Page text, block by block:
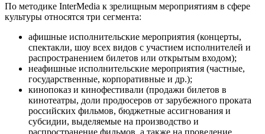
По методике InterMedia к зрелищным мероприятиям в сфере
культуры относятся три сегмента:
афишные исполнительские мероприятия (концерты,
спектакли, шоу всех видов с участием исполнителей и
распространением билетов или открытым входом);
неафишные исполнительские мероприятия (частные,
государственные, корпоративные и др.);
кинопоказ и кинофестивали (продажи билетов в
кинотеатры, доли продюсеров от зарубежного проката
российских фильмов, бюджетные ассигнования и
субсидии, выделяемые на производство и
распространение фильмов, а также на проведение